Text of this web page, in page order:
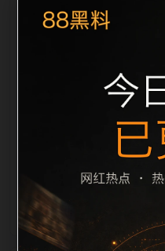
端浏览习惯整理标题、
续浏览。本页强调内容
键词堆砌，也避免多个
图片说明、文件名、alt
词和文章标题生成，便
采集时将继续执行远程
标题重复过滤和 desc